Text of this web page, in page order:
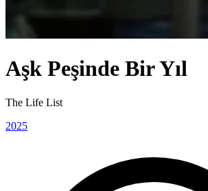
Aşk Peşinde Bir Yıl
The Life List
2025